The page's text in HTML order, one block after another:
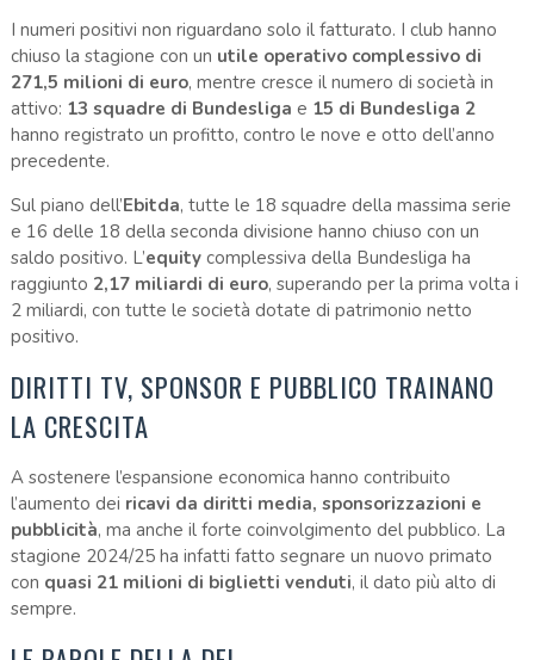
I numeri positivi non riguardano solo il fatturato. I club hanno
chiuso la stagione con un utile operativo complessivo di
271,5 milioni di euro, mentre cresce il numero di società in
attivo: 13 squadre di Bundesliga e 15 di Bundesliga 2
hanno registrato un profitto, contro le nove e otto dell’anno
precedente.
Sul piano dell’Ebitda, tutte le 18 squadre della massima serie
e 16 delle 18 della seconda divisione hanno chiuso con un
saldo positivo. L’equitycomplessiva della Bundesliga ha
raggiunto 2,17 miliardi di euro, superando per la prima volta i
2 miliardi, con tutte le società dotate di patrimonio netto
positivo.
DIRITTI TV, SPONSOR E PUBBLICO TRAINANO
LA CRESCITA
A sostenere l’espansione economica hanno contribuito
l’aumento dei ricavi da diritti media, sponsorizzazioni e
pubblicità, ma anche il forte coinvolgimento del pubblico. La
stagione 2024/25 ha infatti fatto segnare un nuovo primato
con quasi 21 milioni di biglietti venduti, il dato più alto di
sempre.